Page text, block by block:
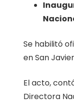
Se habilitó
en San
El acto,
Directora